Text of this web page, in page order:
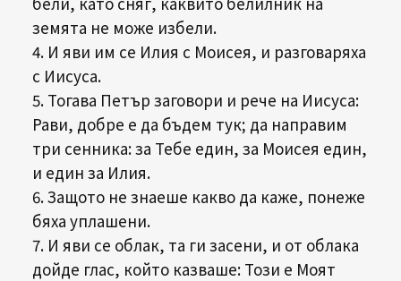
земята не може избели.
4. И яви им се Илия с Моисея, и разговаряха
с Иисуса.
5. Тогава Петър заговори и рече на Иисуса:
Рави, добре е да бъдем тук; да направим
три сенника: за Тебе един, за Моисея един,
и един за Илия.
6. Защото не знаеше какво да каже, понеже
бяха уплашени.
7. И яви се облак, та ги засени, и от облака
дойде глас, който казваше: Този е Моят